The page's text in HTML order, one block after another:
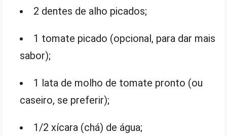
2 dentes de alho picados;
1 tomate picado (opcional, para dar mais
sabor);
1 lata de molho de tomate pronto (ou
caseiro, se preferir);
1/2 xícara (chá) de água;